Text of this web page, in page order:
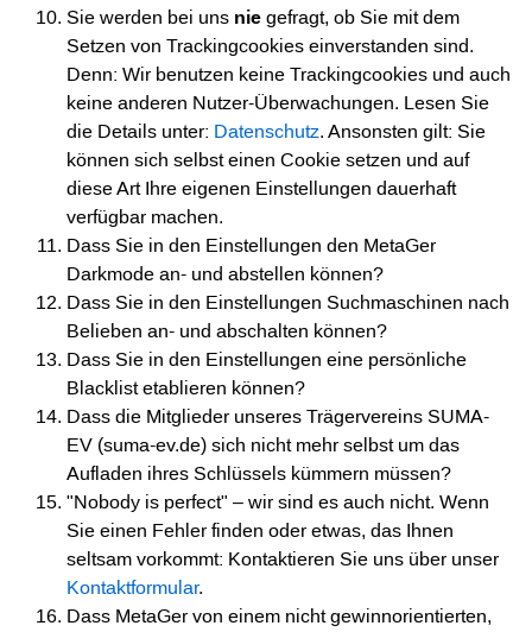
Sie werden bei uns nie gefragt, ob Sie mit dem
Setzen von Trackingcookies einverstanden sind.
Denn: Wir benutzen keine Trackingcookies und auch
keine anderen Nutzer-Überwachungen. Lesen Sie
die Details unter: Datenschutz. Ansonsten gilt: Sie
können sich selbst einen Cookie setzen und auf
diese Art Ihre eigenen Einstellungen dauerhaft
verfügbar machen.
Dass Sie in den Einstellungen den MetaGer
Darkmode an- und abstellen können?
Dass Sie in den Einstellungen Suchmaschinen nach
Belieben an- und abschalten können?
Dass Sie in den Einstellungen eine persönliche
Blacklist etablieren können?
Dass die Mitglieder unseres Trägervereins SUMA-
EV (suma-ev.de) sich nicht mehr selbst um das
Aufladen ihres Schlüssels kümmern müssen?
"Nobody is perfect" – wir sind es auch nicht. Wenn
Sie einen Fehler finden oder etwas, das Ihnen
seltsam vorkommt: Kontaktieren Sie uns über unser
Kontaktformular.
Dass MetaGer von einem nicht gewinnorientierten,